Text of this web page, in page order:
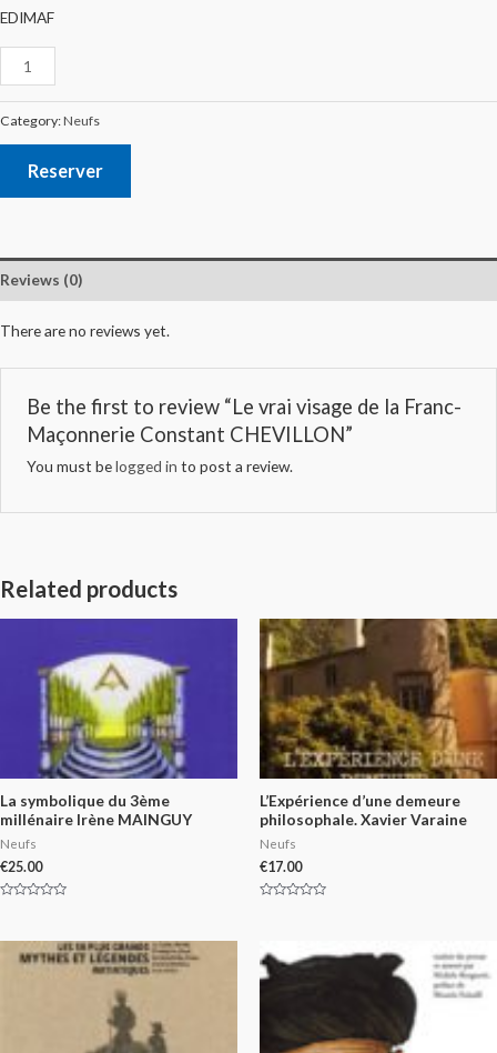
EDIMAF
Category:Neufs
Reserver
Reviews (0)
There are no reviews yet.
Be the first to review “Le vrai visage de la Franc-
Maçonnerie Constant CHEVILLON”
You must belogged in to post a review.
Related products
La symbolique du 3ème
millénaire Irène MAINGUY
Neufs
€25.00
of
L’Expérience d’une demeure
philosophale. Xavier Varaine
Neufs
€17.00
5